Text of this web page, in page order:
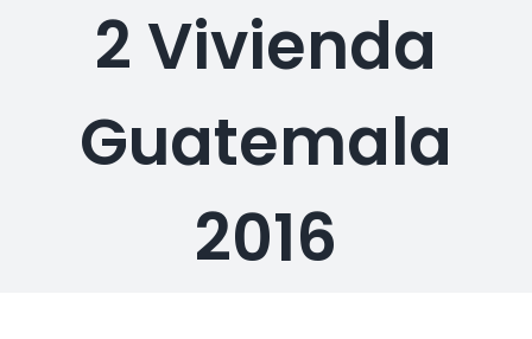
2 Vivienda
Guatemala
2016